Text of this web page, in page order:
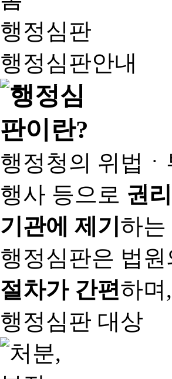
행정심판
행정심판안내
행정청의 위법
행사 등으로 권
기관에 제기하는
행정심판은 법
절차가 간편하며
행정심판 대상